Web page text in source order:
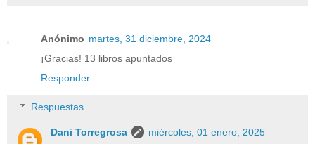
Anónimo martes, 31 diciembre, 2024
¡Gracias! 13 libros apuntados
Responder
Respuestas
Dani Torregrosa
miércoles, 01 enero, 2025